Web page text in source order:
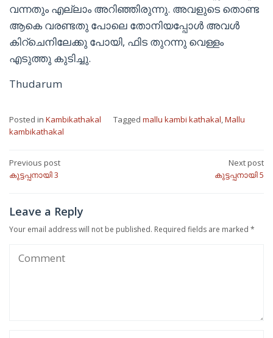
വന്നതും എല്ലാം അറിഞ്ഞിരുന്നു. അവളുടെ തൊണ്ട
ആകെ വരണ്ടതു പോലെ തോനിയപ്പോൾ അവൾ
കിറ്ചെനിലേക്കു പോയി, ഫിട തുറന്നു വെള്ളം
എടുത്തു കുടിച്ചു.
Thudarum
Posted in Kambikathakal Tagged mallu kambi kathakal,Mallu
kambikathakal
Post
navigation
Previous post
കുട്ടപ്പനായി 3
Next post
കുട്ടപ്പനായി 5
Leave a Reply
Your email address will not be published. Required fields are marked *